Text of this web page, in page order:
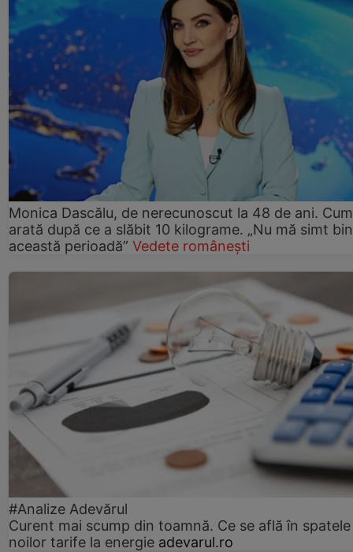
Monica Dascălu, de nerecunoscut la 48 de ani. Cum
arată după ce a slăbit 10 kilograme. „Nu mă simt
această perioadă” Vedete românești
#Analize Adevărul
Curent mai scump din toamnă. Ce se află în spatele
noilor tarife la energie adevarul.ro